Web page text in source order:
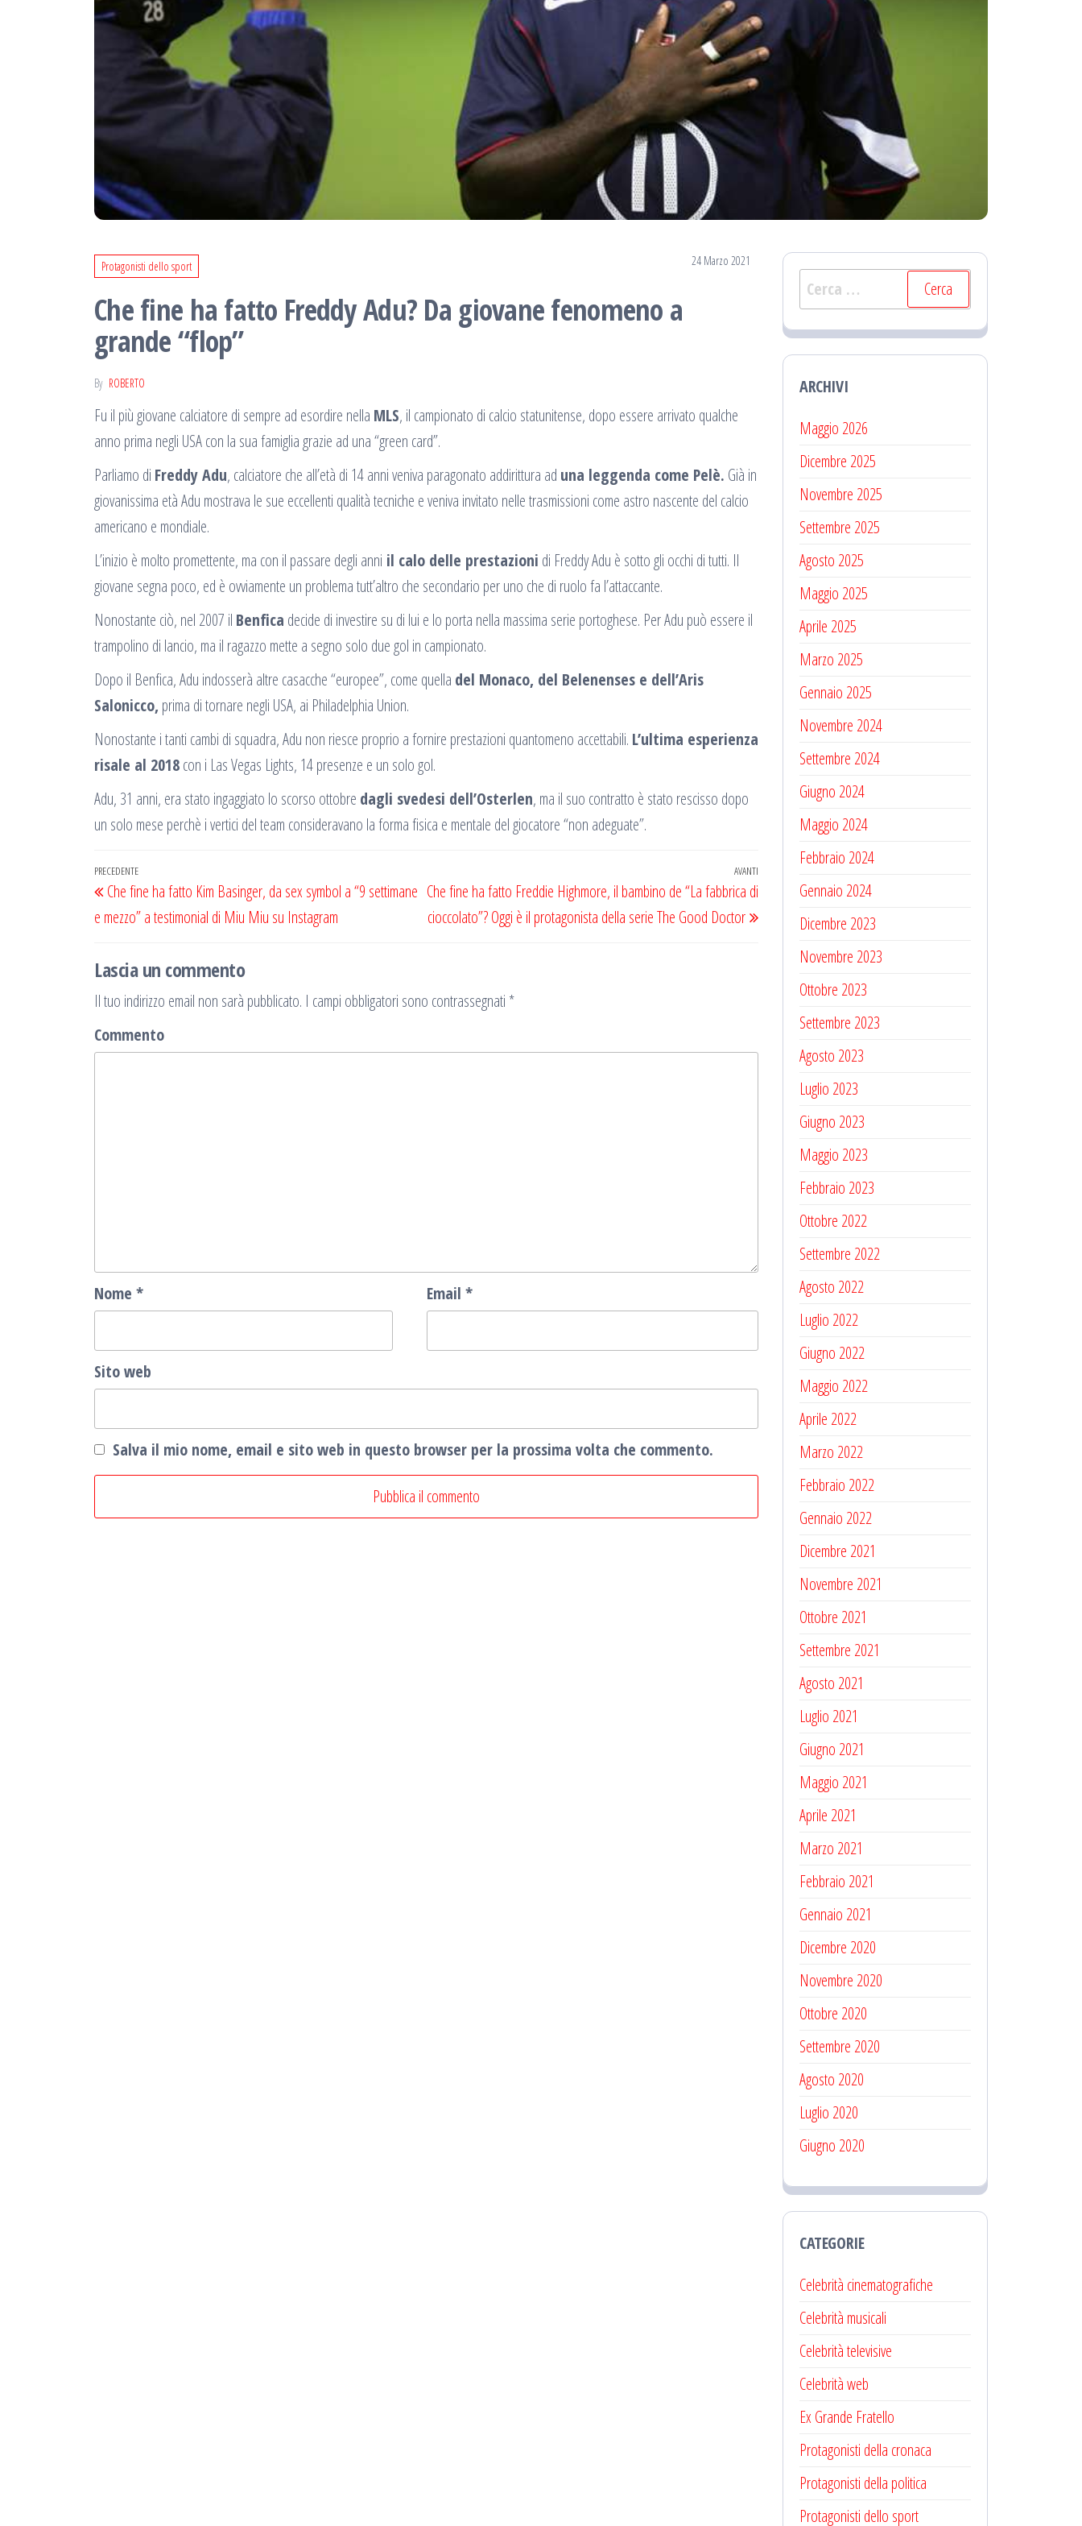
Protagonisti dello sport 24 Marzo 2021
Che fine ha fatto Freddy Adu? Da giovane fenomeno a
grande “flop”
By ROBERTO
Fu il più giovane calciatore di sempre ad esordire nella MLS, il campionato di calcio statunitense, dopo essere arrivato qualche
anno prima negli USA con la sua famiglia grazie ad una “green card”.
Parliamo di Freddy Adu, calciatore che all’età di 14 anni veniva paragonato addirittura ad una leggenda come Pelè. Già in
giovanissima età Adu mostrava le sue eccellenti qualità tecniche e veniva invitato nelle trasmissioni come astro nascente del calcio
americano e mondiale.
L’inizio è molto promettente, ma con il passare degli anni il calo delle prestazioni di Freddy Adu è sotto gli occhi di tutti. Il
giovane segna poco, ed è ovviamente un problema tutt’altro che secondario per uno che di ruolo fa l’attaccante.
Nonostante ciò, nel 2007 il Benfica decide di investire su di lui e lo porta nella massima serie portoghese. Per Adu può essere il
trampolino di lancio, ma il ragazzo mette a segno solo due gol in campionato.
Dopo il Benfica, Adu indosserà altre casacche “europee”, come quella del Monaco, del Belenenses e dell’Aris
Salonicco, prima di tornare negli USA, ai Philadelphia Union.
Nonostante i tanti cambi di squadra, Adu non riesce proprio a fornire prestazioni quantomeno accettabili. L’ultima esperienza
risale al 2018con i Las Vegas Lights, 14 presenze e un solo gol.
Adu, 31 anni, era stato ingaggiato lo scorso ottobre dagli svedesi dell’Osterlen, ma il suo contratto è stato rescisso dopo
un solo mese perchè i vertici del team consideravano la forma fisica e mentale del giocatore “non adeguate”.
Navigazione
articoli
Articolo
precedente
PRECEDENTE
Che fine ha fatto Kim Basinger, da sex symbol a “9 settimane
e mezzo” a testimonial di Miu Miu su Instagram
successivo
AVANTI
Che fine ha fatto Freddie Highmore, il bambino de “La fabbrica di
cioccolato”? Oggi è il protagonista della serie The Good Doctor
Lascia un commento
Il tuo indirizzo email non sarà pubblicato. I campi obbligatori sono contrassegnati *
Commento
Nome * Email *
Sito web
Salva il mio nome, email e sito web in questo browser per la prossima volta che commento.
Ricerca
per:
ARCHIVI
Maggio 2026
Dicembre 2025
Novembre 2025
Settembre 2025
Agosto 2025
Maggio 2025
Aprile 2025
Marzo 2025
Gennaio 2025
Novembre 2024
Settembre 2024
Giugno 2024
Maggio 2024
Febbraio 2024
Gennaio 2024
Dicembre 2023
Novembre 2023
Ottobre 2023
Settembre 2023
Agosto 2023
Luglio 2023
Giugno 2023
Maggio 2023
Febbraio 2023
Ottobre 2022
Settembre 2022
Agosto 2022
Luglio 2022
Giugno 2022
Maggio 2022
Aprile 2022
Marzo 2022
Febbraio 2022
Gennaio 2022
Dicembre 2021
Novembre 2021
Ottobre 2021
Settembre 2021
Agosto 2021
Luglio 2021
Giugno 2021
Maggio 2021
Aprile 2021
Marzo 2021
Febbraio 2021
Gennaio 2021
Dicembre 2020
Novembre 2020
Ottobre 2020
Settembre 2020
Agosto 2020
Luglio 2020
Giugno 2020
CATEGORIE
Celebrità cinematografiche
Celebrità musicali
Celebrità televisive
Celebrità web
Ex Grande Fratello
Protagonisti della cronaca
Protagonisti della politica
Protagonisti dello sport